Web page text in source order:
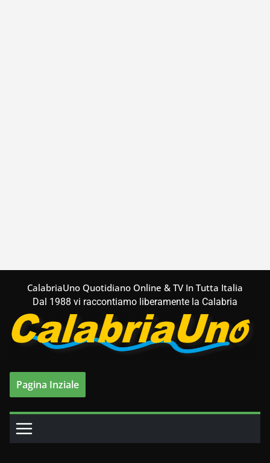
contenuto
CalabriaUno Quotidiano Online & TV In Tutta Italia
Dal 1988 vi raccontiamo liberamente la Calabria
Pagina Inziale